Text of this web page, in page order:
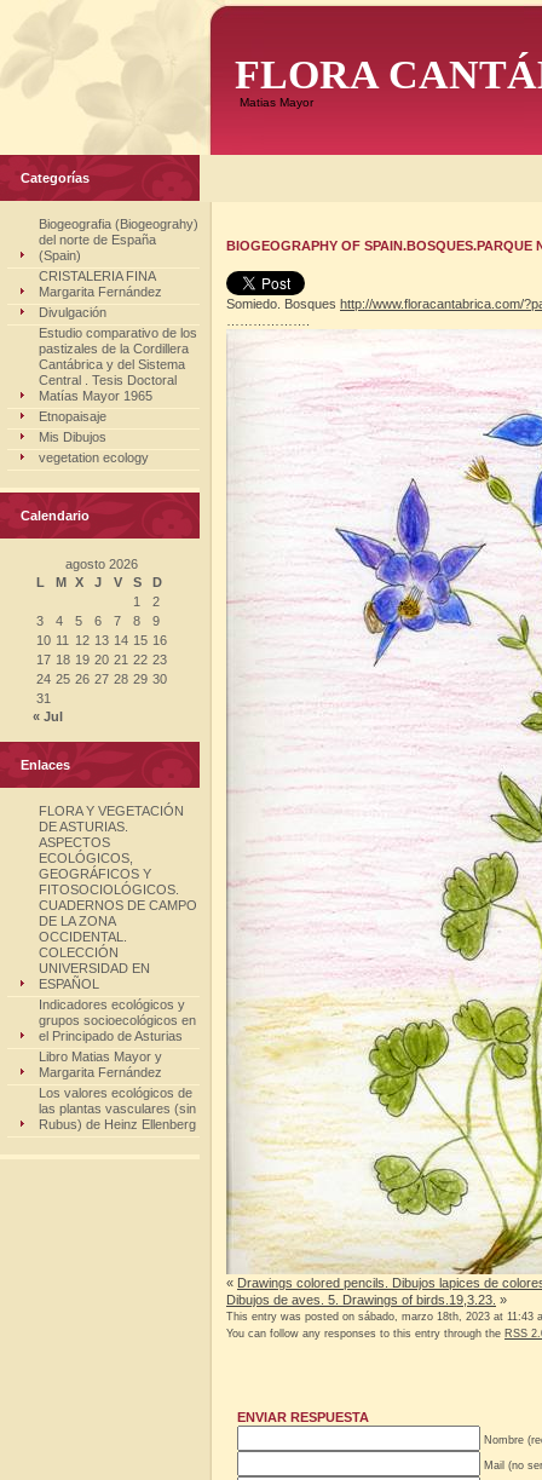
FLORA
Matias Mayor
Categorías
Biogeografia (Biogeograhy)
del norte de España
(Spain)
CRISTALERIA FINA
Margarita Fernández
Divulgación
Estudio comparativo de los
pastizales de la Cordillera
Cantábrica y del Sistema
Central . Tesis Doctoral
Matías Mayor 1965
Etnopaisaje
Mis Dibujos
vegetation ecology
Calendario
agosto 2026
L
M X J V S
D
1
2
3
4 5 6 7 8
9
10 11 12 13 14 15 16
17 18 19 20 21 22 23
24 25 26 27 28 29 30
31
« Jul
Enlaces
FLORA Y VEGETACIÓN
DE ASTURIAS.
ASPECTOS
ECOLÓGICOS,
GEOGRÁFICOS Y
FITOSOCIOLÓGICOS.
CUADERNOS DE CAMPO
DE LA ZONA
OCCIDENTAL.
COLECCIÓN
UNIVERSIDAD EN
ESPAÑOL
Indicadores ecológicos y
grupos socioecológicos en
el Principado de Asturias
Libro Matias Mayor y
Margarita Fernández
Los valores ecológicos de
las plantas vasculares (sin
Rubus) de Heinz Ellenberg
BIOGEOGRAPHY OF SPAIN.BOSQUES.PARQUE
Somiedo. Bosques http://www.floracantabrica.com/
« Drawings colored pencils. Dibujos lapices de
Dibujos de aves. 5. Drawings of birds.19,3.23. »
This entry was posted on sábado, marzo 18th, 2023 at 11:43
You can follow any responses to this entry through the RSS
ENVIAR RESPUESTA
Nombre
Mail (no